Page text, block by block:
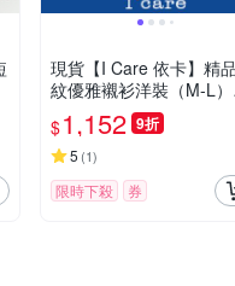
現貨【I Care 依卡】精
紋優雅襯衫洋裝（M-L
氣質洋裝 襯衫洋裝 格紋洋
裝
$1,152 9折
5 (1)
限時下殺 券